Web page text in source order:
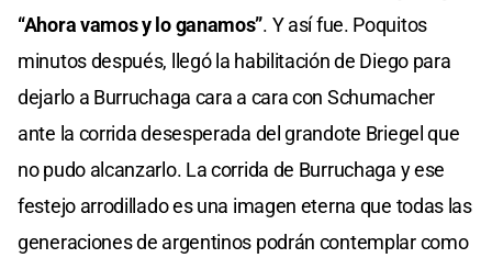
“Ahora vamos y lo ganamos”. Y así fue. Poquitos
minutos después, llegó la habilitación de Diego para
dejarlo a Burruchaga cara a cara con Schumacher
ante la corrida desesperada del grandote Briegel que
no pudo alcanzarlo. La corrida de Burruchaga y ese
festejo arrodillado es una imagen eterna que todas las
generaciones de argentinos podrán contemplar como